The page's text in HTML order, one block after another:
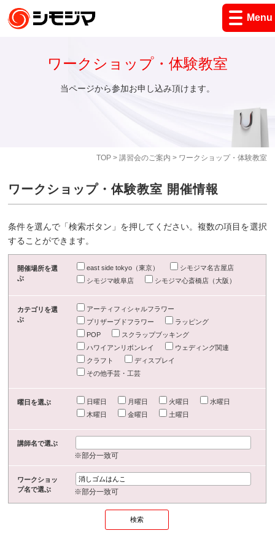
Menu
TOP> 講習会のご案内 > ワークショップ・体験教室
ワークショップ・体験教室
当ページから参加お申し込み頂けます。
ワークショップ・体験教室 開催情報
条件を選んで「検索ボタン」を押してください。複数の項目を選択
することができます。
開催場所を選
ぶ
east side tokyo（東京）
シモジマ名古屋店
シモジマ岐阜店
シモジマ心斎橋店（大阪）
カテゴリを選
ぶ
アーティフィシャルフラワー
プリザーブドフラワー
ラッピング
POP
スクラップブッキング
ハワイアンリボンレイ
ウェディング関連
クラフト
ディスプレイ
その他手芸・工芸
曜日を選ぶ 日曜日 月曜日 火曜日
水曜日
木曜日
金曜日 土曜日
講師名で選ぶ
※部分一致可
ワークショッ
プ名で選ぶ
※部分一致可